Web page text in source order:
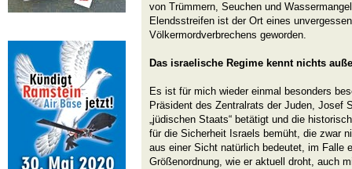
von Trümmern, Seuchen und
Elendsstreifen ist der Ort eines
Völkermordverbrechens geworden.
Das israelische Regime kennt nichts
Es ist für mich wieder einmal besonders
Präsident des Zentralrats der Juden, Josef
„jüdischen Staats“ betätigt und die
für die Sicherheit Israels bemüht, die zwar
aus einer Sicht natürlich bedeutet, im Falle
Größenordnung, wie er aktuell droht, auch